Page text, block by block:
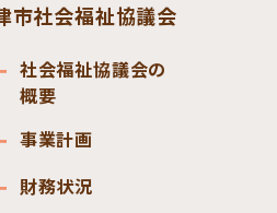
市社会福祉協議会
社会福祉協議会の
概要
事業計画
財務状況